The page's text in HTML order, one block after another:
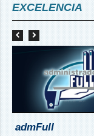
EXCELENCIA
admFull